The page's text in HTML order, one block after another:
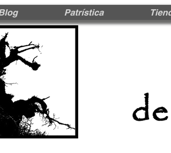
Patrística